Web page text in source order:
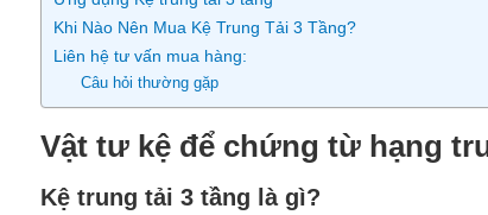
Khi Nào Nên Mua Kệ Trung Tải 3 Tầng?
Liên hệ tư vấn mua hàng:
Câu hỏi thường gặp
Vật tư kệ để chứng từ hạng
Kệ trung tải 3 tầng là gì?